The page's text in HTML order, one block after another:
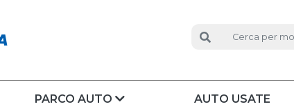
PARCO AUTO AUTO USATE